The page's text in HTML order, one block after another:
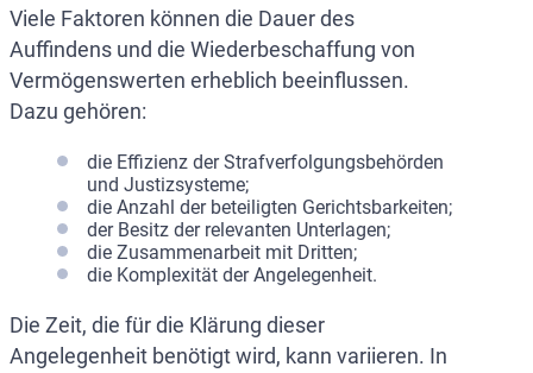
Viele Faktoren können die Dauer des
Auffindens und die Wiederbeschaffung von
Vermögenswerten erheblich beeinflussen.
Dazu gehören:
die Effizienz der Strafverfolgungsbehörden
und Justizsysteme;
die Anzahl der beteiligten Gerichtsbarkeiten;
der Besitz der relevanten Unterlagen;
die Zusammenarbeit mit Dritten;
die Komplexität der Angelegenheit.
Die Zeit, die für die Klärung dieser
Angelegenheit benötigt wird, kann variieren. In